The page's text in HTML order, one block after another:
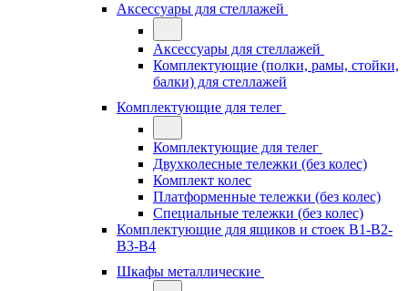
Аксессуары для стеллажей
Аксессуары для стеллажей
Комплектующие (полки, рамы, стойки,
балки) для стеллажей
Комплектующие для телег
Комплектующие для телег
Двухколесные тележки (без колес)
Комплект колес
Платформенные тележки (без колес)
Специальные тележки (без колес)
Комплектующие для ящиков и стоек В1-В2-
В3-В4
Шкафы металлические